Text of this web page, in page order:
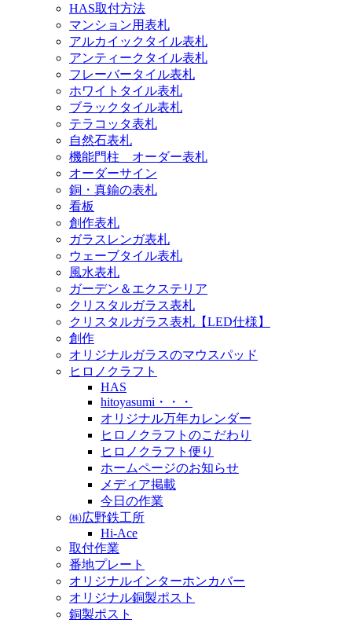
HAS取付方法
マンション用表札
アルカイックタイル表札
アンティークタイル表札
フレーバータイル表札
ホワイトタイル表札
ブラックタイル表札
テラコッタ表札
自然石表札
機能門柱 オーダー表札
オーダーサイン
銅・真鍮の表札
看板
創作表札
ガラスレンガ表札
ウェーブタイル表札
風水表札
ガーデン＆エクステリア
クリスタルガラス表札
クリスタルガラス表札【LED仕様】
創作
オリジナルガラスのマウスパッド
ヒロノクラフト
HAS
hitoyasumi・・・
オリジナル万年カレンダー
ヒロノクラフトのこだわり
ヒロノクラフト便り
ホームページのお知らせ
メディア掲載
今日の作業
㈱広野鉄工所
Hi-Ace
取付作業
番地プレート
オリジナルインターホンカバー
オリジナル銅製ポスト
銅製ポスト